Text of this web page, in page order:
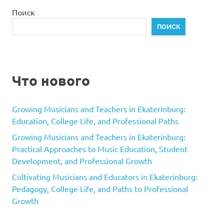
Поиск
ПОИСК
Что нового
Growing Musicians and Teachers in Ekaterinburg:
Education, College Life, and Professional Paths
Growing Musicians and Teachers in Ekaterinburg:
Practical Approaches to Music Education, Student
Development, and Professional Growth
Cultivating Musicians and Educators in Ekaterinburg:
Pedagogy, College Life, and Paths to Professional
Growth